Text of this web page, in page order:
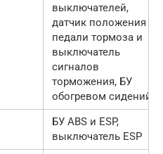
выключателей,
датчик положения
педали тормоза и
выключатель
сигналов
торможения, БУ
обогревом сидений
БУ ABS и ESP,
выключатель ESP